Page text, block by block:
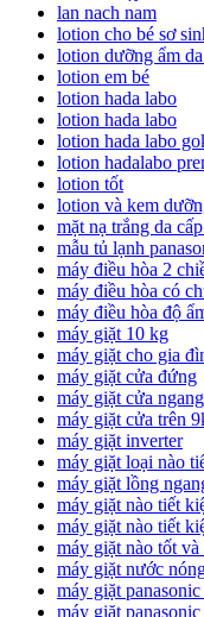
lan nach nam
lotion cho bé sơ
lotion dưỡng ẩm
lotion em bé
lotion hada labo
lotion hada labo
lotion hada labo
lotion hadalabo
lotion tốt
lotion và kem
mặt nạ trắng da
mẫu tủ lạnh
máy điều hòa 2
máy điều hòa có
máy điều hòa độ
máy giặt 10 kg
máy giặt cho gia
máy giặt cửa đứng
máy giặt cửa
máy giặt cửa trên
máy giặt inverter
máy giặt loại nào
máy giặt lồng
máy giặt nào tiết
máy giặt nào tiết
máy giặt nào tốt
máy giặt nước
máy giặt
máy giặt